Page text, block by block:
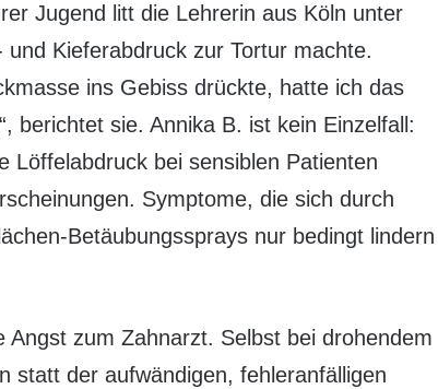
Jugend litt die Lehrerin aus Köln unter
Kieferabdruck zur Tortur machte.
ins Gebiss drückte, hatte ich das
berichtet sie. Annika B. ist kein Einzelfall:
Löffelabdruck bei sensiblen Patienten
Symptome, die sich durch
Betäubungssprays nur bedingt lindern
Angst zum Zahnarzt. Selbst bei drohendem
statt der aufwändigen, fehleranfälligen